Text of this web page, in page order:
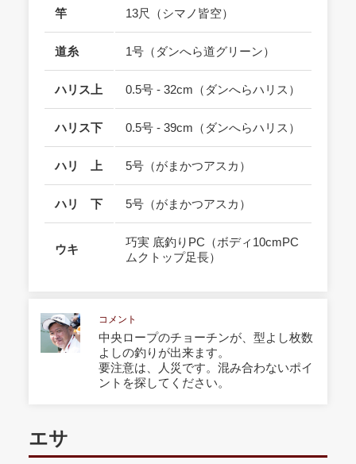
竿 13尺（シマノ皆空）
道糸 1号（ダンへら道グリーン）
ハリス上 0.5号 - 32cm（ダンへらハリス）
ハリス下 0.5号 - 39cm（ダンへらハリス）
ハリ 上 5号（がまかつアスカ）
ハリ 下 5号（がまかつアスカ）
ウキ
巧実 底釣りPC（ボディ10cmPC
ムクトップ足長）
コメント
中央ロープのチョーチンが、型よし枚数
よしの釣りが出来ます。
要注意は、人災です。混み合わないポイ
ントを探してください。
エサ